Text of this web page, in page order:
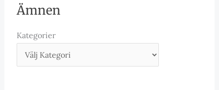
Ämnen
Kategorier